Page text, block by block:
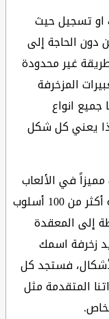
او تسجيل حيث
دون الحاجة إلى
غير محدودة
المزخرفة
جميع انواع
يعني كل شكل
في الألعاب
أو وسائل التواصل؟ يوفر لك موقع زخرفة أكثر من 100 أسلوب
إلى المعقدة
زخرفة اسمك
فستجد كل
المتقدمة مثل